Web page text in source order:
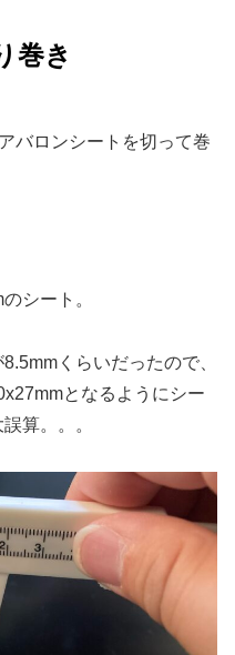
巻き
バロンシートを切って巻
シート。
くらいだったので、
となるようにシー
算。。。